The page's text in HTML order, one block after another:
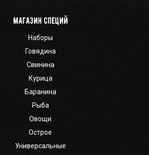
Магазин специй
Наборы
Говядина
Свинина
Курица
Баранина
Рыба
Овощи
Острое
Универсальные